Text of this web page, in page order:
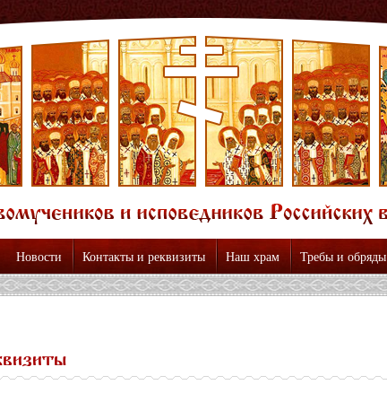
Новости Контакты и реквизиты Наш храм Требы и обряды